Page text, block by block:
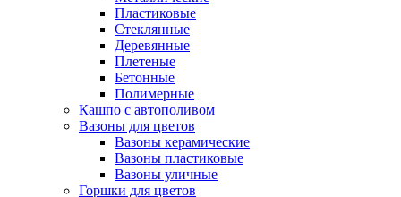
Пластиковые
Стеклянные
Деревянные
Плетеные
Бетонные
Полимерные
Кашпо с автополивом
Вазоны для цветов
Вазоны керамические
Вазоны пластиковые
Вазоны уличные
Горшки для цветов